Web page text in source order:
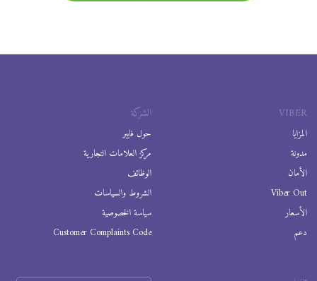
VIBER
المزايا
مدونة
الأمان
Viber Out
الأسعار
دعم
الشركة
حول فايبر
مركز العلامات التجارية
الوظائف
الشروط والسياسات
سياسة الخصوصية
Customer Complaints Code